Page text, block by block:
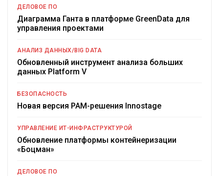
ДЕЛОВОЕ ПО
Диаграмма Ганта в платформе GreenData для
управления проектами
АНАЛИЗ ДАННЫХ/BIG DATA
Обновленный инструмент анализа больших
данных Platform V
БЕЗОПАСНОСТЬ
Новая версия PAM-решения Innostage
УПРАВЛЕНИЕ ИТ-ИНФРАСТРУКТУРОЙ
Обновление платформы контейнеризации
«Боцман»
ДЕЛОВОЕ ПО